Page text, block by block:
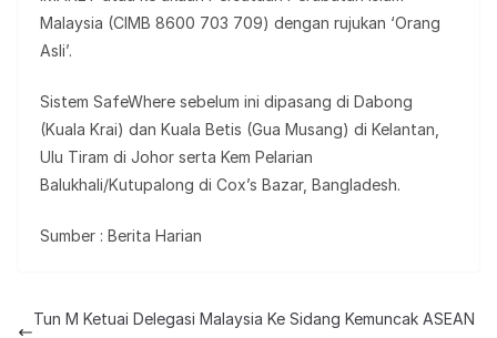
Malaysia (CIMB 8600 703 709) dengan rujukan ‘Orang
Asli’.
Sistem SafeWhere sebelum ini dipasang di Dabong
(Kuala Krai) dan Kuala Betis (Gua Musang) di Kelantan,
Ulu Tiram di Johor serta Kem Pelarian
Balukhali/Kutupalong di Cox’s Bazar, Bangladesh.
Sumber : Berita Harian
Tun M Ketuai Delegasi Malaysia Ke Sidang Kemuncak ASEAN